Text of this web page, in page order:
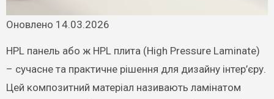
Оновлено 14.03.2026
HPL панель або ж HPL плита (High Pressure Laminate)
– сучасне та практичне рішення для дизайну інтер’єру.
Цей композитний матеріал називають ламінатом